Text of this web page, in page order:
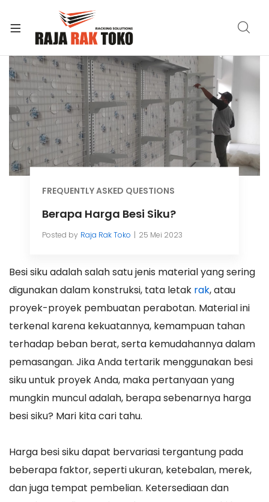
FREQUENTLY ASKED QUESTIONS
Berapa Harga Besi Siku?
Posted by Raja Rak Toko 25 Mei 2023
Besi siku adalah salah satu jenis material yang sering
digunakan dalam konstruksi, tata letak rak, atau
proyek-proyek pembuatan perabotan. Material ini
terkenal karena kekuatannya, kemampuan tahan
terhadap beban berat, serta kemudahannya dalam
pemasangan. Jika Anda tertarik menggunakan besi
siku untuk proyek Anda, maka pertanyaan yang
mungkin muncul adalah, berapa sebenarnya harga
besi siku? Mari kita cari tahu.
Harga besi siku dapat bervariasi tergantung pada
beberapa faktor, seperti ukuran, ketebalan, merek,
dan juga tempat pembelian. Ketersediaan dan